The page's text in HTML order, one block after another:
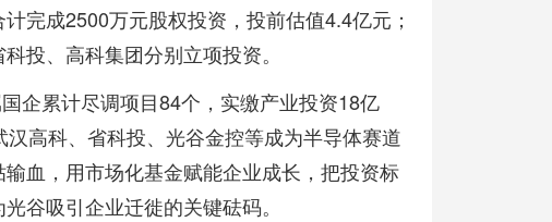
完成2500万元股权投资，投前估值4.4亿元；
投、高科集团分别立项投资。
企累计尽调项目84个，实缴产业投资18亿
高科、省科投、光谷金控等成为半导体赛道
血，用市场化基金赋能企业成长，把投资标
谷吸引企业迁徙的关键砝码。